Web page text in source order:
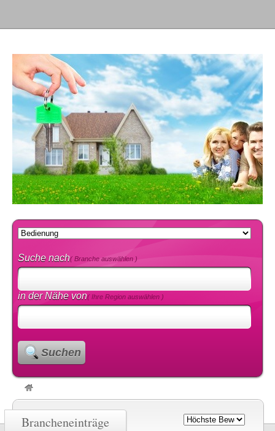
Suche nach( Branche auswählen )
in der Nähe von( Ihre Region auswählen )
Suchen
Brancheneinträge